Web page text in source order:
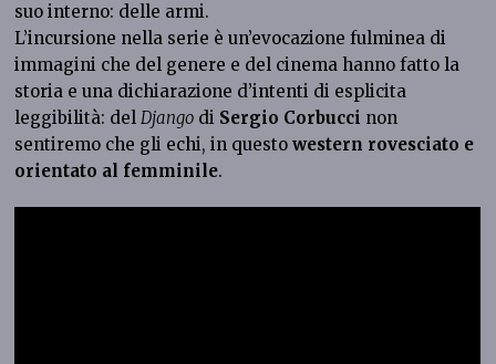
suo interno: delle armi.
L’incursione nella serie è un’evocazione fulminea di
immagini che del genere e del cinema hanno fatto la
storia e una dichiarazione d’intenti di esplicita
leggibilità: delDjango di Sergio Corbucci non
sentiremo che gli echi, in questowestern rovesciato e
orientato al femminile.